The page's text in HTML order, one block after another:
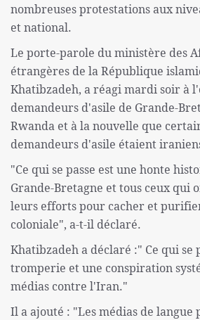
nombreuses protestations aux
et national.
Le porte-parole du ministère des
étrangères de la République
Khatibzadeh, a réagi mardi soir à
demandeurs d'asile de Grande-
Rwanda et à la nouvelle que
demandeurs d'asile étaient
"Ce qui se passe est une honte
Grande-Bretagne et tous ceux qui
leurs efforts pour cacher et
coloniale", a-t-il déclaré.
Khatibzadeh a déclaré :" Ce qui se
tromperie et une conspiration
médias contre l'Iran."
Il a ajouté : "Les médias de langue